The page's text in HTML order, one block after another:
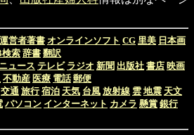
運営者著書 オンラインソフト CG 里美 日本画
索辞書 翻訳
ュース テレビ ラジオ 新聞 出版社 書店 映画
不動産 医療 電話 郵便
交通 旅行 宿泊 天気 台風 放射線 雲 地震 天文
パソコン インターネット カメラ 懸賞 銀行